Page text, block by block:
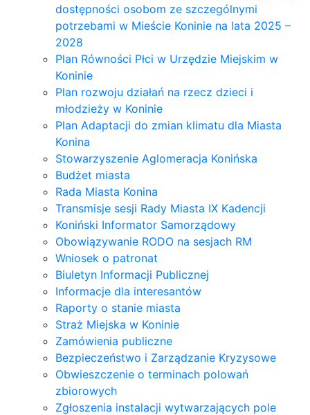
dostępności osobom ze szczególnymi
potrzebami w Mieście Koninie na lata 2025 –
2028
Plan Równości Płci w Urzędzie Miejskim w
Koninie
Plan rozwoju działań na rzecz dzieci i
młodzieży w Koninie
Plan Adaptacji do zmian klimatu dla Miasta
Konina
Stowarzyszenie Aglomeracja Konińska
Budżet miasta
Rada Miasta Konina
Transmisje sesji Rady Miasta IX Kadencji
Koniński Informator Samorządowy
Obowiązywanie RODO na sesjach RM
Wniosek o patronat
Biuletyn Informacji Publicznej
Informacje dla interesantów
Raporty o stanie miasta
Straż Miejska w Koninie
Zamówienia publiczne
Bezpieczeństwo i Zarządzanie Kryzysowe
Obwieszczenie o terminach polowań
zbiorowych
Zgłoszenia instalacji wytwarzających pole